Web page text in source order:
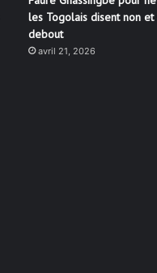
les Togolais disent non et
debout
avril 21, 2026